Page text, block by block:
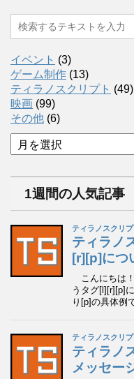
イベント (3)
ゲーム制作 (13)
ティラノスクリプト (49)
映画 (99)
その他 (6)
ア
ー
1週間の人気記事